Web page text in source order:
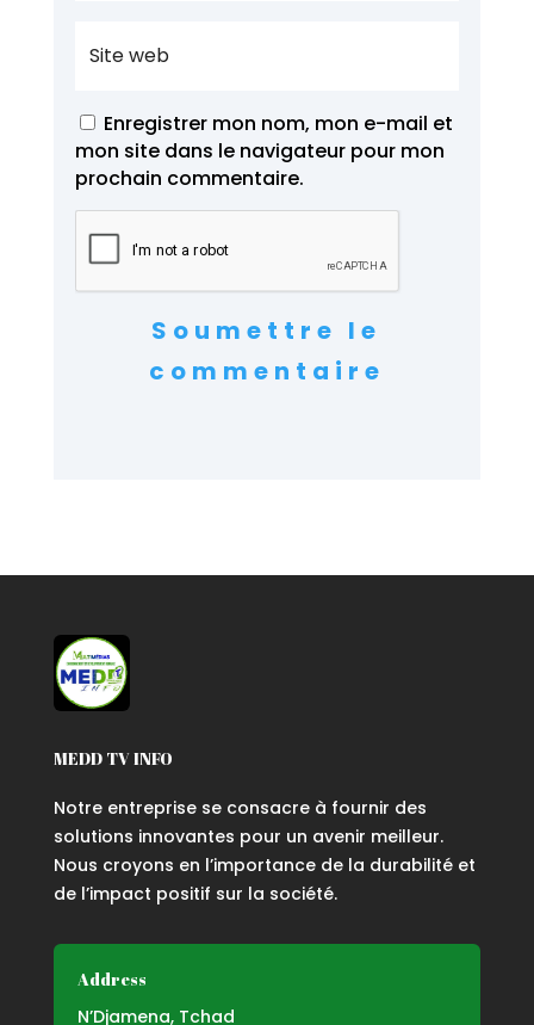
Enregistrer mon nom, mon e-mail et
mon site dans le navigateur pour mon
prochain commentaire.
Soumettre le
commentaire
MEDD TV INFO
Notre entreprise se consacre à fournir des
solutions innovantes pour un avenir meilleur.
Nous croyons en l’importance de la durabilité et
de l’impact positif sur la société.
Address
N’Djamena, Tchad